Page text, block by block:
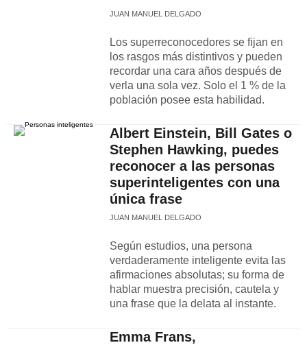
JUAN MANUEL DELGADO
Los superreconocedores se fijan en
los rasgos más distintivos y pueden
recordar una cara años después de
verla una sola vez. Solo el 1 % de la
población posee esta habilidad.
Albert Einstein, Bill Gates o
Stephen Hawking, puedes
reconocer a las personas
superinteligentes con una
única frase
JUAN MANUEL DELGADO
Según estudios, una persona
verdaderamente inteligente evita las
afirmaciones absolutas; su forma de
hablar muestra precisión, cautela y
una frase que la delata al instante.
Emma Frans,